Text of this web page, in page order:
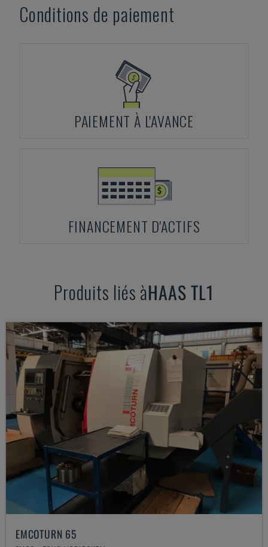
Conditions de paiement
PAIEMENT À L'AVANCE
FINANCEMENT D'ACTIFS
Produits liés àHAASTL1
EMCOTURN 65